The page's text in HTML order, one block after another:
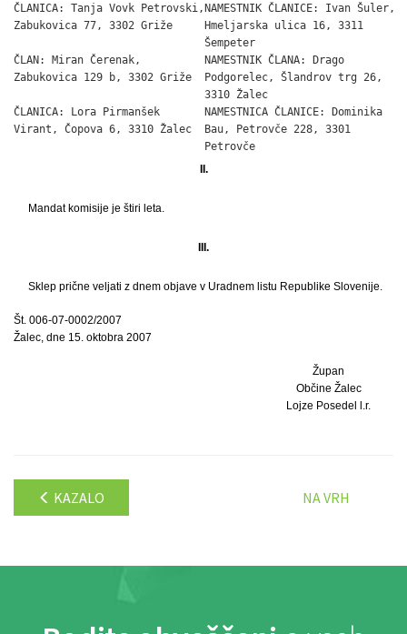
ČLANICA: Tanja Vovk Petrovski,NAMESTNIK ČLANICE: Ivan Šuler,
Zabukovica 77, 3302 Griže     Hmeljarska ulica 16, 3311
                              Šempeter
ČLAN: Miran Čerenak,          NAMESTNIK ČLANA: Drago
Zabukovica 129 b, 3302 Griže  Podgorelec, Šlandrov trg 26,
                              3310 Žalec
ČLANICA: Lora Pirmanšek       NAMESTNICA ČLANICE: Dominika
Virant, Čopova 6, 3310 Žalec  Bau, Petrovče 228, 3301
                              Petrovče
II.
Mandat komisije je štiri leta.
III.
Sklep prične veljati z dnem objave v Uradnem listu Republike Slovenije.
Št. 006-07-0002/2007
Žalec, dne 15. oktobra 2007
Župan
Občine Žalec
Lojze Posedel l.r.
KAZALO NA VRH